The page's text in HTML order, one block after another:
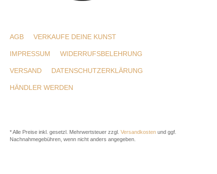
AGB VERKAUFE DEINE KUNST
IMPRESSUM WIDERRUFSBELEHRUNG
VERSAND DATENSCHUTZERKLÄRUNG
HÄNDLER WERDEN
* Alle Preise inkl. gesetzl. Mehrwertsteuer zzgl. Versandkosten und ggf.
Nachnahmegebühren, wenn nicht anders angegeben.